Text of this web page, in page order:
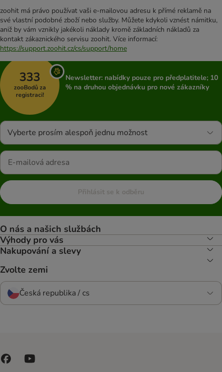
zoohit má právo používat vaši e-mailovou adresu k přímé reklamě na
své vlastní podobné zboží nebo služby. Můžete kdykoli vznést námitku,
aniž by vám vznikly jakékoli náklady kromě základních nákladů za
kontakt zákaznického servisu zoohit. Více informací:
https://support.zoohit.cz/cs/support/home
333
zooBodů za
registraci!
Newsletter: nabídky pouze pro předplatitele; 10
% na druhou objednávku pro nové zákazníky
Vyberte prosím alespoň jednu možnost
Přihlásit se k odběru
O nás a našich službách
Výhody pro vás
Nakupování a slevy
Zvolte zemi
Česká republika / cs